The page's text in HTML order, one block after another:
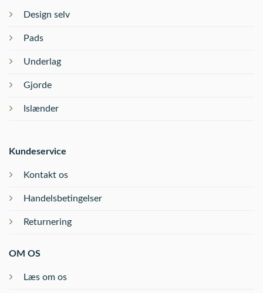
Design selv
Pads
Underlag
Gjorde
Islænder
Kundeservice
Kontakt os
Handelsbetingelser
Returnering
OM OS
Læs om os